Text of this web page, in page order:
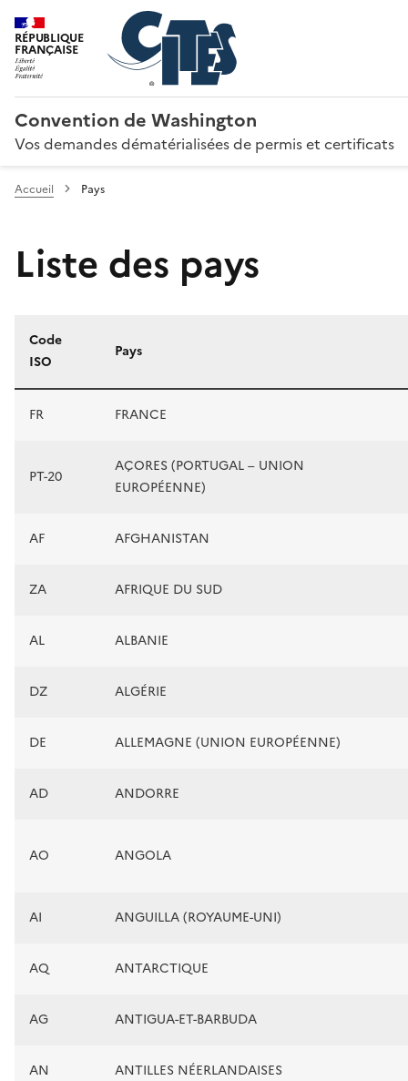
RÉPUBLIQUE
FRANÇAISE
Convention de Washington
Vos demandes dématérialisées de permis et certificats
Accueil Pays
Liste des pays
Liste des pays
Code
ISO
Pays
FR FRANCE
PT-20
AÇORES (PORTUGAL – UNION
EUROPÉENNE)
AF AFGHANISTAN
ZA AFRIQUE DU SUD
AL ALBANIE
DZ ALGÉRIE
DE ALLEMAGNE (UNION EUROPÉENNE)
AD ANDORRE
AO ANGOLA
AI ANGUILLA (ROYAUME-UNI)
AQ ANTARCTIQUE
AG ANTIGUA-ET-BARBUDA
AN ANTILLES NÉERLANDAISES